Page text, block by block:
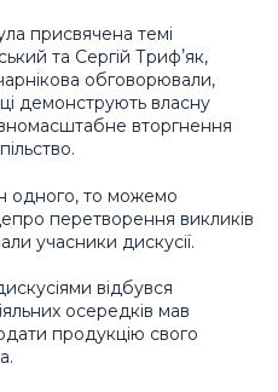
присвячена темі
та Сергій Трифʼяк,
обговорювали,
демонструють власну
вторгнення
одного, то можемо
перетворення викликів
учасники дискусії.
відбувся
осередків мав
продукцію свого